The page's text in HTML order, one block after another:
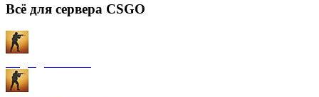
Всё для сервера CSGO